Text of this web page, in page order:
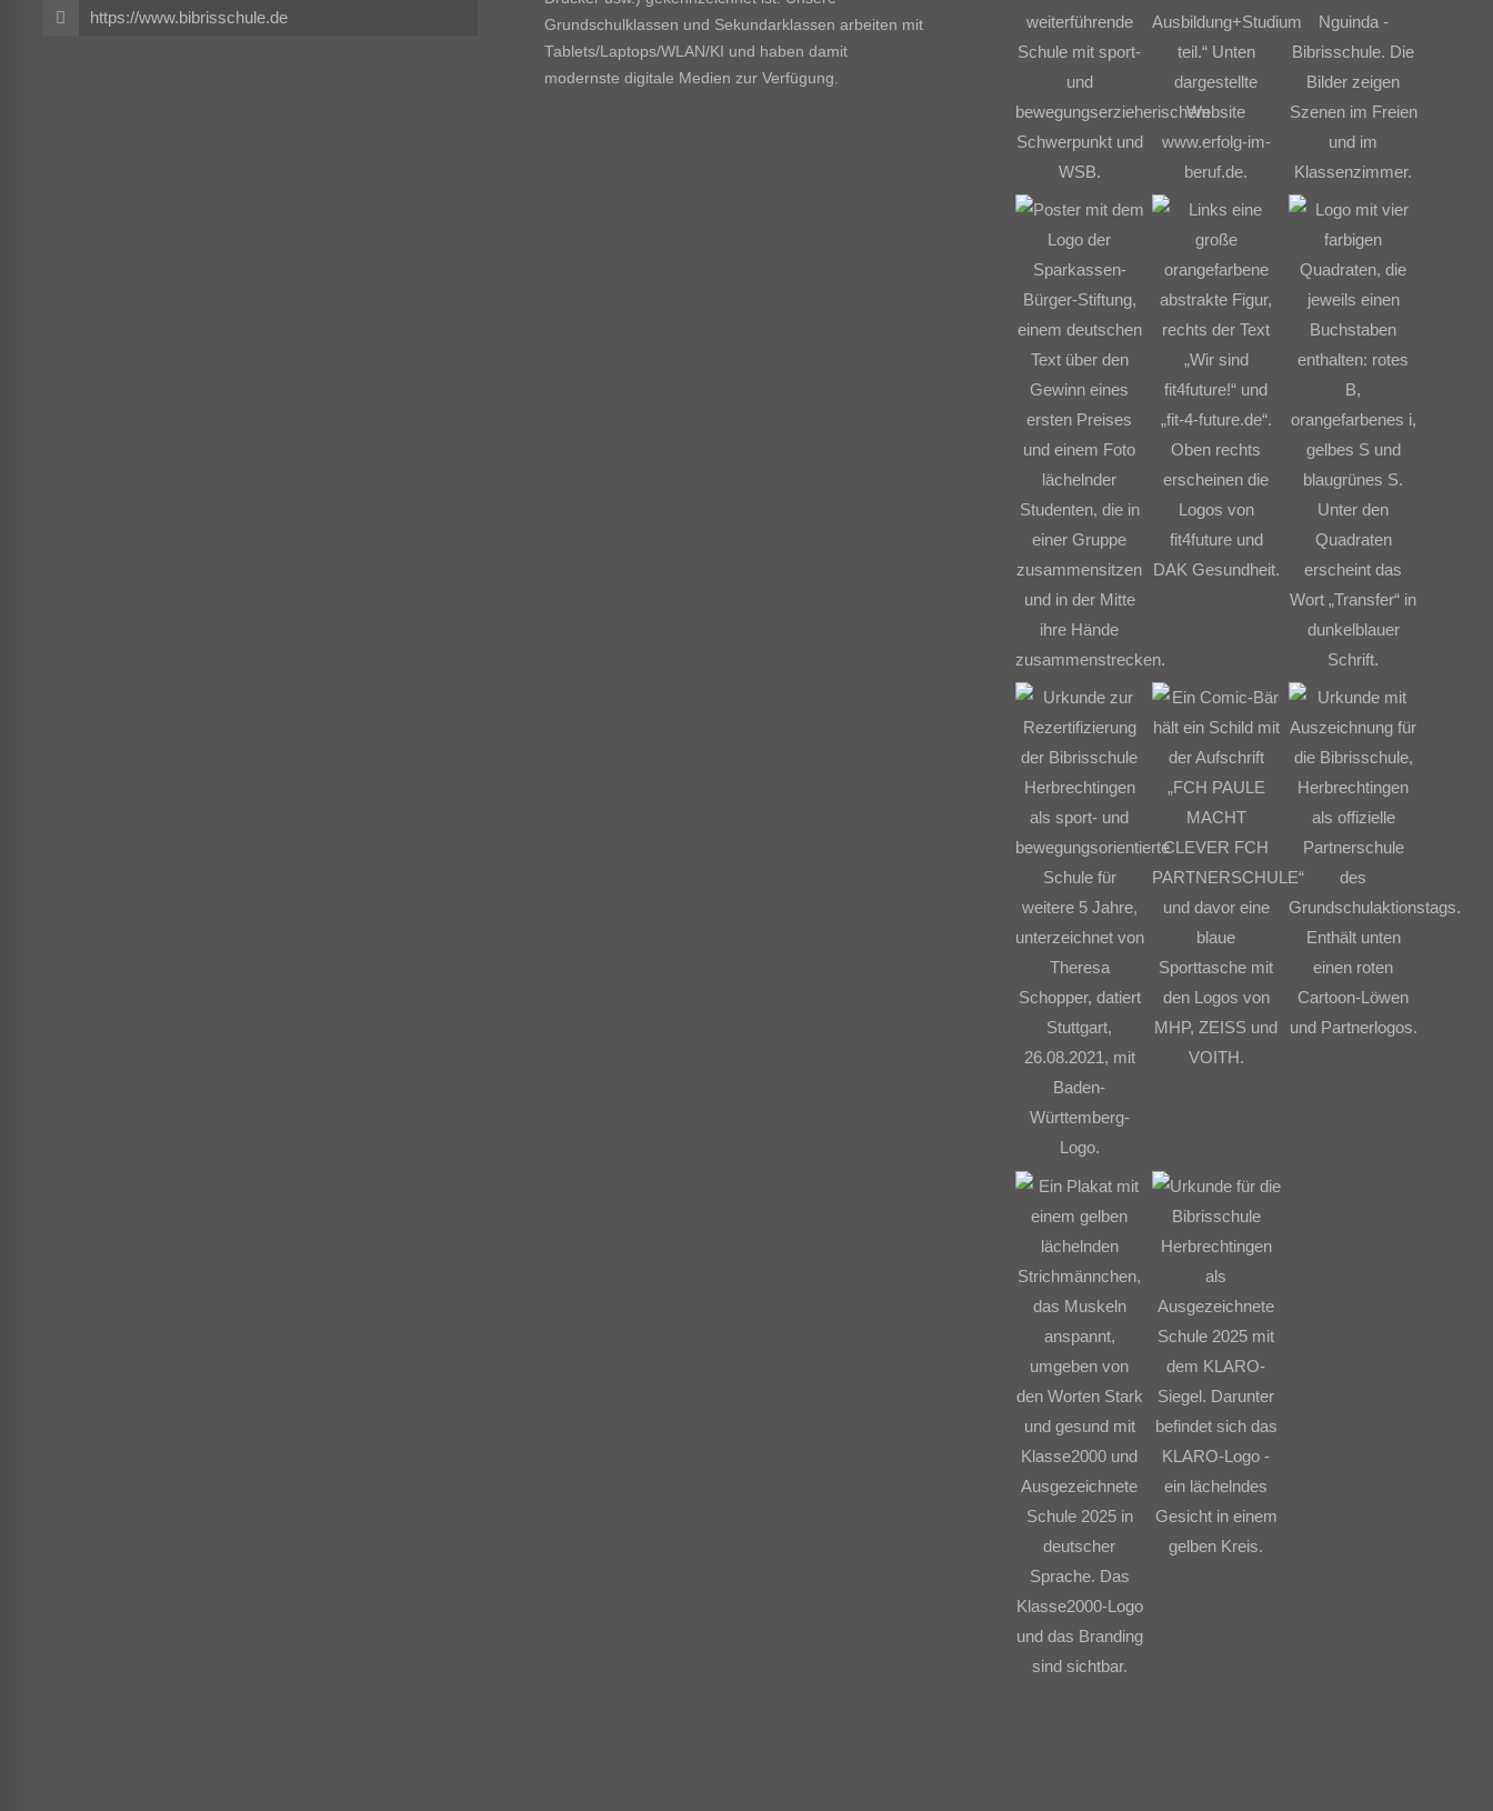
https://www.bibrisschule.de
Grundschulklassen und Sekundarklassen arbeiten mit
Tablets/Laptops/WLAN/KI und haben damit
modernste digitale Medien zur Verfügung.